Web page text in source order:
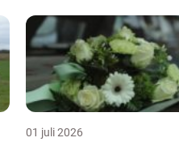
01 juli 2026